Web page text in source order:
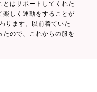
とはサポートしてくれた
楽しく運動をすることが
ります。以前着ていた
たので、これからの服を